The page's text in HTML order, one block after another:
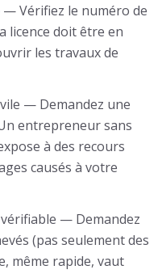
— Vérifiez le numéro de
licence doit être en
les travaux de
— Demandez une
entrepreneur sans
à des recours
causés à votre
— Demandez
(pas seulement des
même rapide, vaut